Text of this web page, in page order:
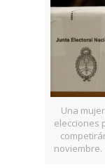
Una
elecciones
noviembre.